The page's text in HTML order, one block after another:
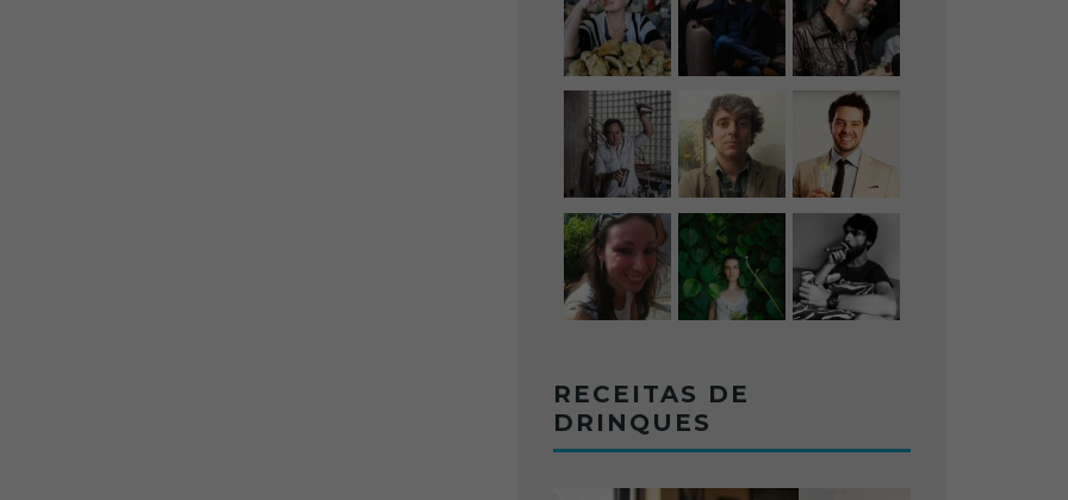
RECEITAS DE
DRINQUES